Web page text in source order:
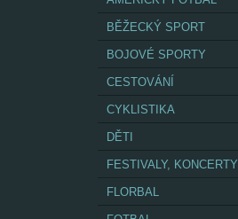
BĚŽECKÝ SPORT
BOJOVÉ SPORTY
CESTOVÁNÍ
CYKLISTIKA
DĚTI
FESTIVALY, KONCERTY
FLORBAL